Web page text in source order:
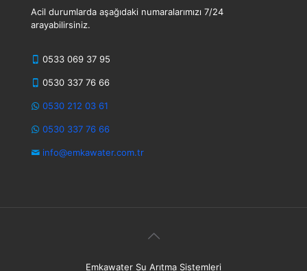
Acil durumlarda aşağıdaki numaralarımızı 7/24
arayabilirsiniz.
0533 069 37 95
0530 337 76 66
0530 212 03 61
0530 337 76 66
info@emkawater.com.tr
Emkawater Su Arıtma Sistemleri